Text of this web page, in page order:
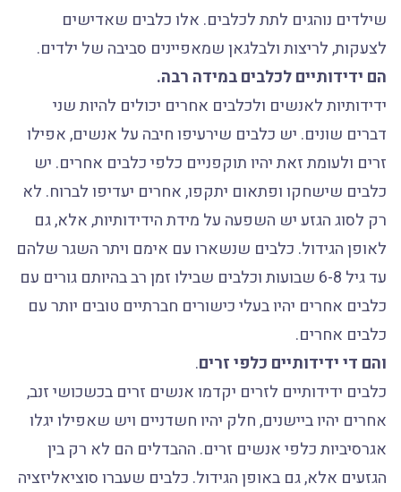
שילדים נוהגים לתת לכלבים. אלו כלבים שאדישים
לצעקות, לריצות ולבלגאן שמאפיינים סביבה של ילדים.
הם ידידותיים לכלבים במידה רבה.
ידידותיות לאנשים ולכלבים אחרים יכולים להיות שני
דברים שונים. יש כלבים שירעיפו חיבה על אנשים, אפילו
זרים ולעומת זאת יהיו תוקפניים כלפי כלבים אחרים. יש
כלבים שישחקו ופתאום יתקפו, אחרים יעדיפו לברוח. לא
רק לסוג הגזע יש השפעה על מידת הידידותיות, אלא, גם
לאופן הגידול. כלבים שנשארו עם אימם ויתר השגר שלהם
עד גיל 6-8 שבועות וכלבים שבילו זמן רב בהיותם גורים עם
כלבים אחרים יהיו בעלי כישורים חברתיים טובים יותר עם
כלבים אחרים.
והם די ידידותיים כלפי זרים.
כלבים ידידותיים לזרים יקדמו אנשים זרים בכשכושי זנב,
אחרים יהיו ביישנים, חלק יהיו חשדניים ויש שאפילו יגלו
אגרסיביות כלפי אנשים זרים. ההבדלים הם לא רק בין
הגזעים אלא, גם באופן הגידול. כלבים שעברו סוציאליזציה